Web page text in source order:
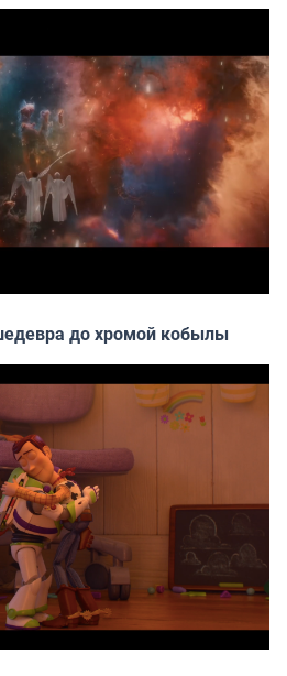
до хромой кобылы